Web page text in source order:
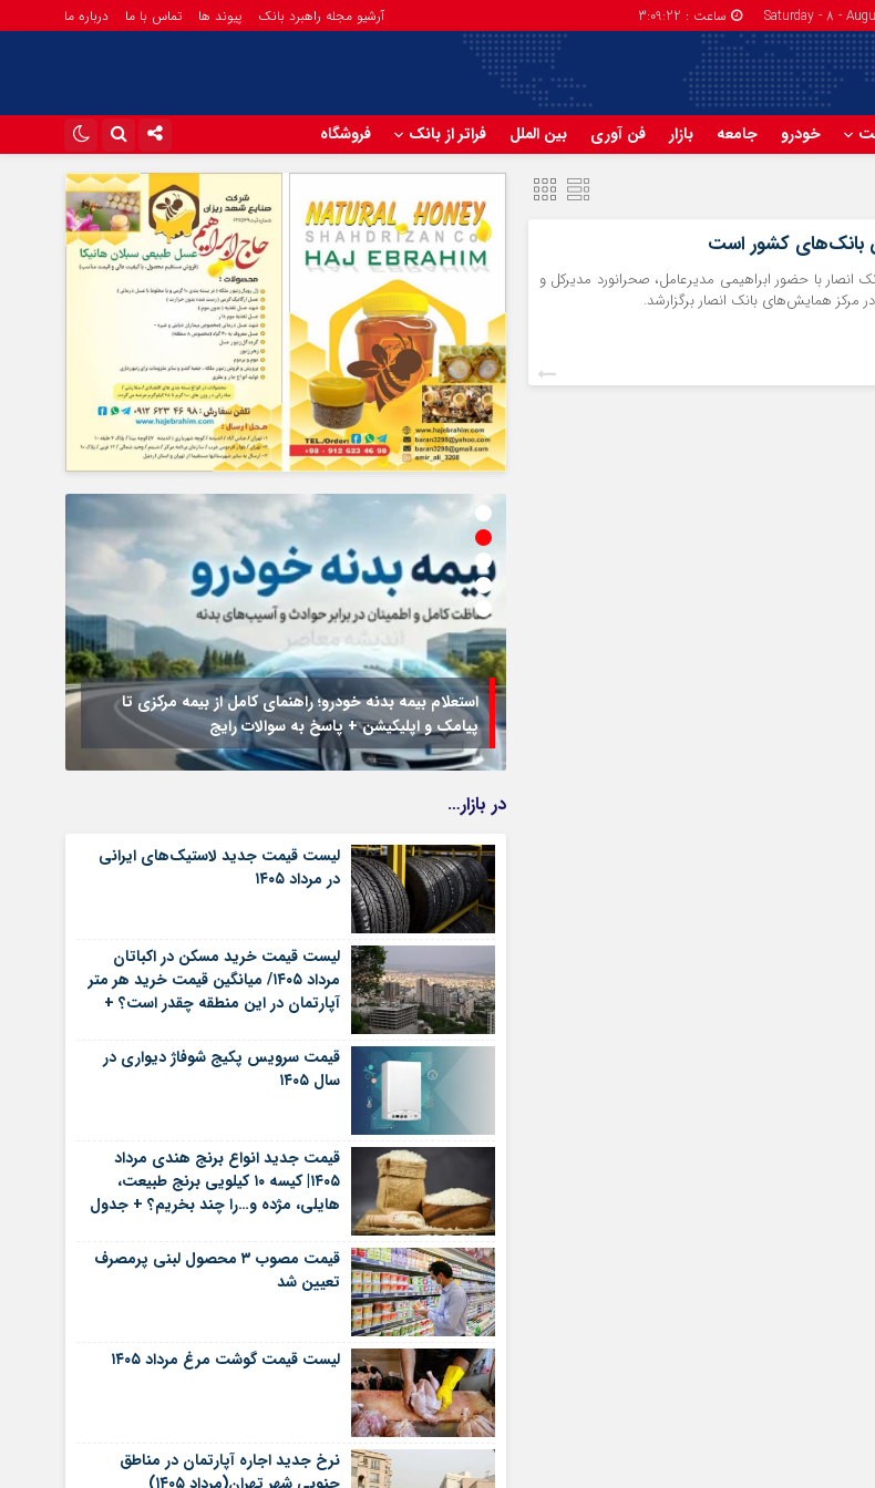
ساعت : 3:09:23 آرشیو مجله راهبرد بانک پیوند ها تماس با ما درباره ما
خودرو جامعه بازار فن آوری بین الملل فراتر از بانک فروشگاه
اینستاگرام
تلگرام
آپارات
بانک‌های کشور است
انصار با حضور ابراهیمی مدیرعامل، صحرانورد مدیرکل و
مرکز همایش‌های بانک انصار برگزارشد.
استعلام بیمه بدنه خودرو؛ راهنمای کامل از بیمه مرکزی تا
پیامک و اپلیکیشن + پاسخ به سوالات رایج
در بازار…
لیست قیمت جدید لاستیک‌های ایرانی
در مرداد ۱۴۰۵
لیست قیمت خرید مسکن در اکباتان
مرداد ۱۴۰۵/ میانگین قیمت خرید هر متر
آپارتمان در این منطقه چقدر است؟ +
قیمت سرویس پکیج شوفاژ دیواری در
سال ۱۴۰۵
قیمت جدید انواع برنج هندی مرداد
۱۴۰۵| کیسه ۱۰ کیلویی برنج طبیعت،
هایلی، مژده و…را چند بخریم؟ + جدول
قیمت مصوب ۳ محصول لبنی پرمصرف
تعیین شد
لیست قیمت گوشت مرغ مرداد ۱۴۰۵
نرخ جدید اجاره آپارتمان در مناطق
جنوبی شهر تهران(مرداد ۱۴۰۵)